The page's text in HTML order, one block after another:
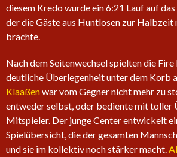
diesem Kredo wurde ein 6:21 Lauf auf
der die Gäste aus Huntlosen zur Halbzeit
brachte.
Nach dem Seitenwechsel spielten die Fire
deutliche Überlegenheit unter dem Korb
Klaaßenwar vom Gegner nicht mehr zu
entweder selbst, oder bediente mit toller
Mitspieler. Der junge Center entwickelt
Spielübersicht, die der gesamten
und sie im kollektiv noch stärker macht.